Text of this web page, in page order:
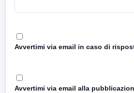
Avvertimi via email in caso di
Avvertimi via email alla